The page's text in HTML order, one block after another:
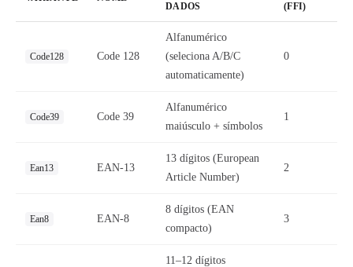
DADOS
(FFI)
Code128 Code 128
Alfanumérico
(seleciona A/B/C
automaticamente)
0
Code39 Code 39
Alfanumérico
maiúsculo + símbolos
1
Ean13 EAN-13
13 dígitos (European
Article Number)
2
Ean8 EAN-8
8 dígitos (EAN
compacto)
3
11–12 dígitos